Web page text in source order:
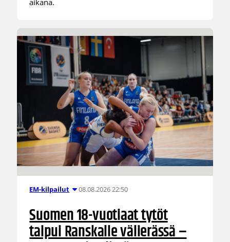
EM-kilpailut 08.08.2026 22:50
Suomen 18-vuotiaat tytöt
taipui Ranskalle välierässä –